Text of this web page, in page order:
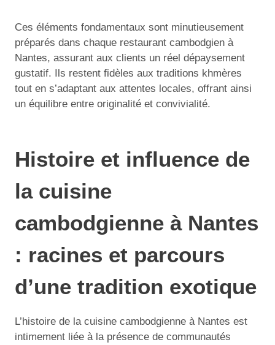
Ces éléments fondamentaux sont minutieusement
préparés dans chaque restaurant cambodgien à
Nantes, assurant aux clients un réel dépaysement
gustatif. Ils restent fidèles aux traditions khmères
tout en s’adaptant aux attentes locales, offrant ainsi
un équilibre entre originalité et convivialité.
Histoire et influence de
la cuisine
cambodgienne à Nantes
: racines et parcours
d’une tradition exotique
L’histoire de la cuisine cambodgienne à Nantes est
intimement liée à la présence de communautés